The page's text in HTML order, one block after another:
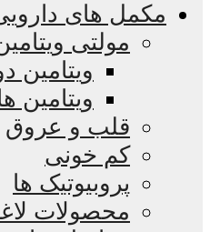
مکمل های
مولتی
ویتامین
ویتامین های
قلب و عروق
کم خونی
پروبیوتیک ها
محصولات